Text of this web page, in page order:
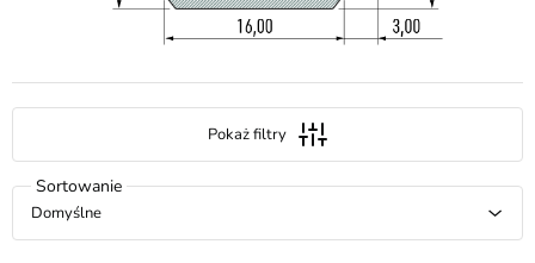
Pokaż filtry
Domyślne